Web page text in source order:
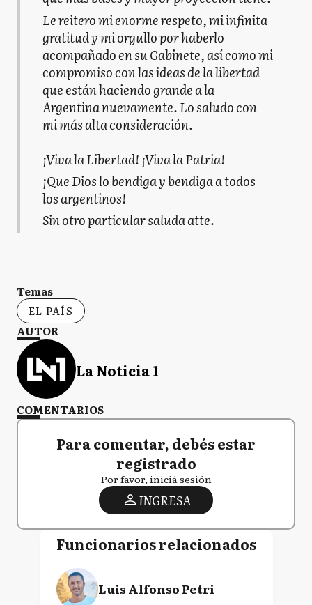
Le reitero mi enorme respeto, mi infinita
gratitud y mi orgullo por haberlo
acompañado en su Gabinete, así como mi
compromiso con las ideas de la libertad
que están haciendo grande a la
Argentina nuevamente. Lo saludo con
mi más alta consideración.
¡Viva la Libertad! ¡Viva la Patria!
¡Que Dios lo bendiga y bendiga a todos
los argentinos!
Sin otro particular saluda atte.
Temas
EL PAÍS
AUTOR
La Noticia 1
COMENTARIOS
Para comentar, debés estar
registrado
Por favor, iniciá sesión
INGRESA
Funcionarios relacionados
Luis Alfonso Petri